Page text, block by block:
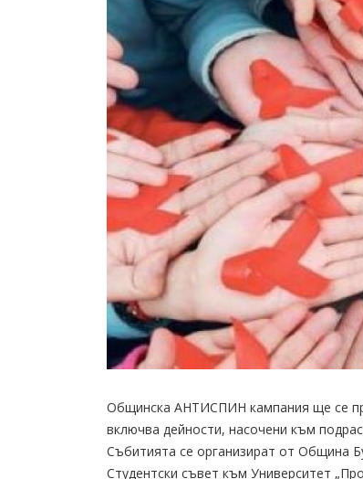
Общинска АНТИСПИН кампания ще се
включва дейности, насочени към
Събитията се организират от Община
Студентски съвет към Университет